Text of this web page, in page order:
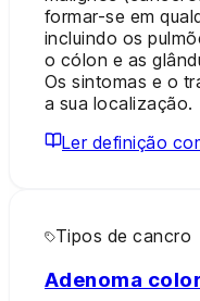
formar-se em
incluindo os
o cólon e as
Os sintomas e o
a sua localização.
Ler definição
Tipos de cancro
Adenoma